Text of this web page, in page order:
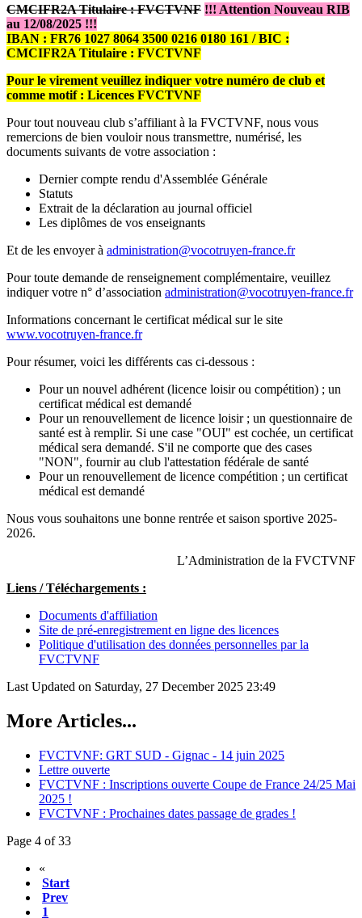
CMCIFR2A Titulaire : FVCTVNF !!! Attention Nouveau RIB
au 12/08/2025 !!!
IBAN : FR76 1027 8064 3500 0216 0180 161 / BIC :
CMCIFR2A Titulaire : FVCTVNF
Pour le virement veuillez indiquer votre numéro de club et
comme motif : Licences FVCTVNF
Pour tout nouveau club s’affiliant à la FVCTVNF, nous vous
remercions de bien vouloir nous transmettre, numérisé, les
documents suivants de votre association :
Dernier compte rendu d'Assemblée Générale
Statuts
Extrait de la déclaration au journal officiel
Les diplômes de vos enseignants
Et de les envoyer à administration@vocotruyen-france.fr
Pour toute demande de renseignement complémentaire, veuillez
indiquer votre n° d’association administration@vocotruyen-france.fr
Informations concernant le certificat médical sur le site
www.vocotruyen-france.fr
Pour résumer, voici les différents cas ci-dessous :
Pour un nouvel adhérent (licence loisir ou compétition) ; un
certificat médical est demandé
Pour un renouvellement de licence loisir ; un questionnaire de
santé est à remplir. Si une case "OUI" est cochée, un certificat
médical sera demandé. S'il ne comporte que des cases
"NON", fournir au club l'attestation fédérale de santé
Pour un renouvellement de licence compétition ; un certificat
médical est demandé
Nous vous souhaitons une bonne rentrée et saison sportive 2025-
2026.
L’Administration de la FVCTVNF
Liens / Téléchargements :
Documents d'affiliation
Site de pré-enregistrement en ligne des licences
Politique d'utilisation des données personnelles par la
FVCTVNF
Last Updated on Saturday, 27 December 2025 23:49
More Articles...
FVCTVNF: GRT SUD - Gignac - 14 juin 2025
Lettre ouverte
FVCTVNF : Inscriptions ouverte Coupe de France 24/25 Mai
2025 !
FVCTVNF : Prochaines dates passage de grades !
Page 4 of 33
«
Start
Prev
1